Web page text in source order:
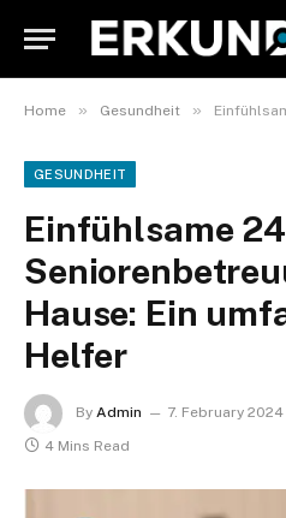
Home » Gesundheit » Einfühlsame 24-
GESUNDHEIT
Einfühlsame
Hause: Ein
Helfer
By Admin 7. February 2024
4 Mins Read